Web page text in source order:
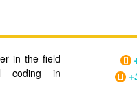
in the field
coding in